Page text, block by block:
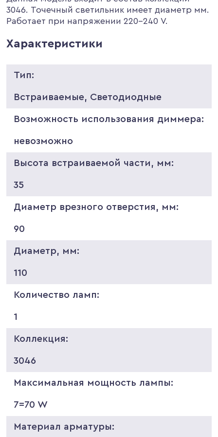
3046. Точечный светильник имеет диаметр мм.
Работает при напряжении 220-240 V.
Характеристики
Тип:
Встраиваемые, Светодиодные
Возможность использования диммера:
невозможно
Высота встраиваемой части, мм:
35
Диаметр врезного отверстия, мм:
90
Диаметр, мм:
110
Количество ламп:
1
Коллекция:
3046
Максимальная мощность лампы:
7=70 W
Материал арматуры: